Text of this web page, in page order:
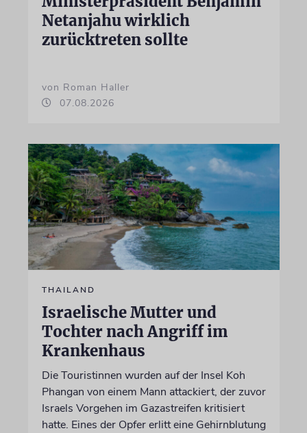
Netanjahu wirklich
zurücktreten sollte
von Roman Haller
07.08.2026
THAILAND
Israelische Mutter und
Tochter nach Angriff im
Krankenhaus
Die Touristinnen wurden auf der Insel Koh
Phangan von einem Mann attackiert, der zuvor
Israels Vorgehen im Gazastreifen kritisiert
hatte. Eines der Opfer erlitt eine Gehirnblutung